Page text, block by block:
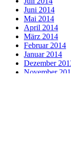
Juni 2014
Mai 2014
April 2014
März 2014
Februar 2014
Januar 2014
Dezember
November